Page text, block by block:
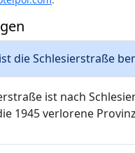
die Schlesierstraße
ist nach
1945 verlorene